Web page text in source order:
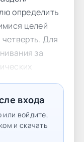
определить
целей
Для
за
и
с
входа
или войдите,
и скачать